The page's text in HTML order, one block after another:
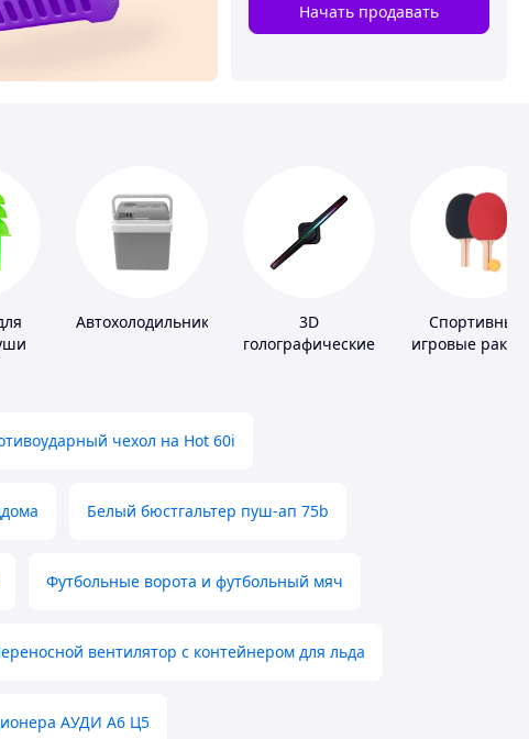
Начать продавать
Автохолодильники
3D
голографические
Спортивные
игровые
чехол на Hot 60i
Белый бюстгальтер пуш-ап 75b
Футбольные ворота и футбольный мяч
вентилятор с контейнером для льда
АУДИ А6 Ц5